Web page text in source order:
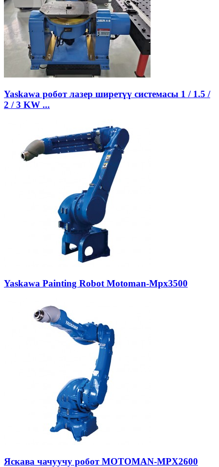
Yaskawa робот лазер ширетүү системасы 1 / 1.5 /
2 / 3 KW ...
Yaskawa Painting Robot Motoman-Mpx3500
Яскава чачуучу робот MOTOMAN-MPX2600